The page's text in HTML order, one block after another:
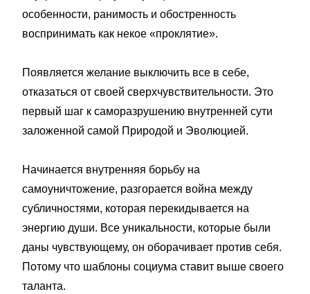
особенности, ранимость и обостренность
воспринимать как некое «проклятие».
Появляется желание выключить все в себе,
отказаться от своей сверхчувствительности. Это
первый шаг к саморазрушению внутренней сути
заложенной самой Природой и Эволюцией.
Начинается внутренняя борьбу на
самоуничтожение, разгорается война между
субличностями, которая перекидывается на
энергию души. Все уникальности, которые были
даны чувствующему, он оборачивает против себя.
Потому что шаблоны социума ставит выше своего
таланта.